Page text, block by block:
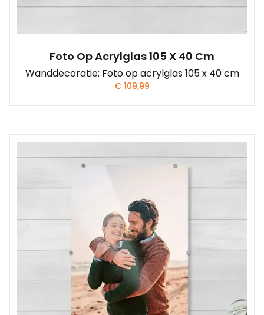
Foto Op Acrylglas 105 X 40 Cm
Wanddecoratie: Foto op acrylglas 105 x 40 cm
€ 109,99